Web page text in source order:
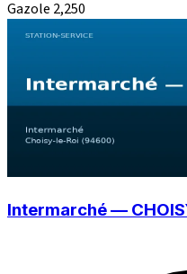
Gazole 2,250
Intermarché —